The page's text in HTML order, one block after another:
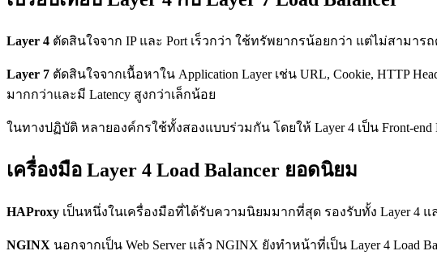
Layer 4 ตัดสินใจจาก IP และ Port เร็วกว่า ใช้ทรัพยากรน้อยกว่า แต่ไม่สามารถ
Layer 7 ตัดสินใจจากเนื้อหาใน Application Layer เช่น URL, Cookie, HTTP
มากกว่าและมี Latency สูงกว่าเล็กน้อย
ในทางปฏิบัติ หลายองค์กรใช้ทั้งสองแบบร่วมกัน โดยให้ Layer 4 เป็น Front-end
เครื่องมือ Layer 4 Load Balancer ยอดนิยม
HAProxy เป็นหนึ่งในเครื่องมือที่ได้รับความนิยมมากที่สุด รองรับทั้ง Layer 4 แล
NGINX นอกจากเป็น Web Server แล้ว NGINX ยังทำหน้าที่เป็น Layer 4 Load